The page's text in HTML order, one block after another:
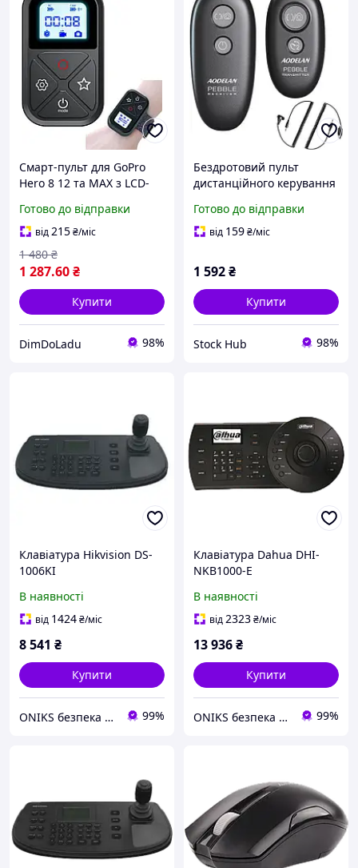
Смарт-пульт для GoPro
Hero 8 12 та MAX з LCD-
Готово до відправки
від215₴/міс
1 287.60₴
1 480 ₴
Купити
DimDoLadu 98%
Бездротовий пульт
дистанційного керування
2 шт.
Готово до відправки
від 159₴/міс
1 592₴
Купити
Stock Hub 98%
Клавіатура Hikvision DS-
1006KI
В наявності
від 1424₴/міс
8 541 ₴
Купити
ONIKS безпека та комфорт 99%
Клавіатура Dahua DHI-
NKB1000-E
В наявності
від2323₴/міс
13 936₴
Купити
ONIKS безпека та комфорт 99%